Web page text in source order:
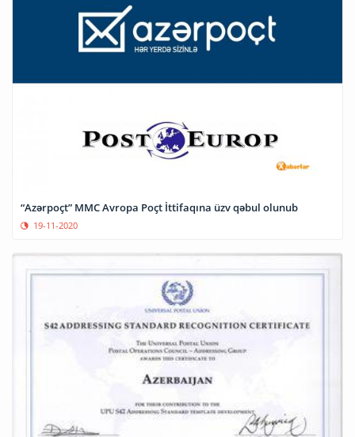
“Azərpoçt” MMC Avropa Poçt İttifaqına üzv qəbul olunub
19-11-2020